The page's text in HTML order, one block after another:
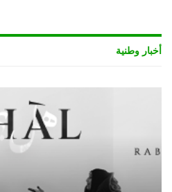
أخبار وطنية